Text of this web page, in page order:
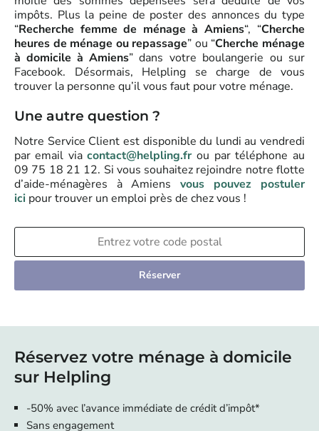
impôts. Plus la peine de poster des annonces du type
“Recherche femme de ménage à Amiens“, “Cherche
heures de ménage ou repassage” ou “Cherche ménage
à domicile à Amiens” dans votre boulangerie ou sur
Facebook. Désormais, Helpling se charge de vous
trouver la personne qu’il vous faut pour votre ménage.
Une autre question ?
Notre Service Client est disponible du lundi au vendredi
par email via contact@helpling.fr ou par téléphone au
09 75 18 21 12. Si vous souhaitez rejoindre notre flotte
d’aide-ménagères à Amiens vous pouvez postuler
ici pour trouver un emploi près de chez vous !
Réserver
Réservez votre ménage à domicile
sur Helpling
-50% avec l’avance immédiate de crédit d’impôt*
Sans engagement